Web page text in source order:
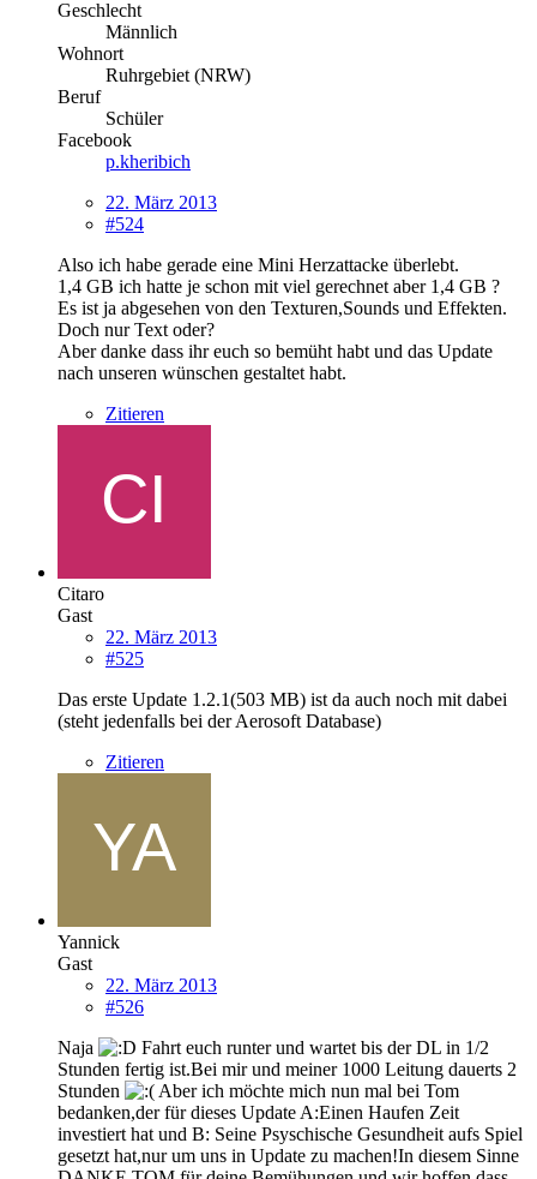
Geschlecht
Männlich
Wohnort
Ruhrgebiet (NRW)
Beruf
Schüler
Facebook
p.kheribich
22. März 2013
#524
Also ich habe gerade eine Mini Herzattacke überlebt.
1,4 GB ich hatte je schon mit viel gerechnet aber 1,4 GB ?
Es ist ja abgesehen von den Texturen,Sounds und Effekten.
Doch nur Text oder?
Aber danke dass ihr euch so bemüht habt und das Update
nach unseren wünschen gestaltet habt.
Zitieren
Citaro
Gast
22. März 2013
#525
Das erste Update 1.2.1(503 MB) ist da auch noch mit dabei
(steht jedenfalls bei der Aerosoft Database)
Zitieren
Yannick
Gast
22. März 2013
#526
Naja
Fahrt euch runter und wartet bis der DL in 1/2
Stunden fertig ist.Bei mir und meiner 1000 Leitung dauerts 2
Stunden
Aber ich möchte mich nun mal bei Tom
bedanken,der für dieses Update A:Einen Haufen Zeit
investiert hat und B: Seine Psyschische Gesundheit aufs Spiel
gesetzt hat,nur um uns in Update zu machen!In diesem Sinne